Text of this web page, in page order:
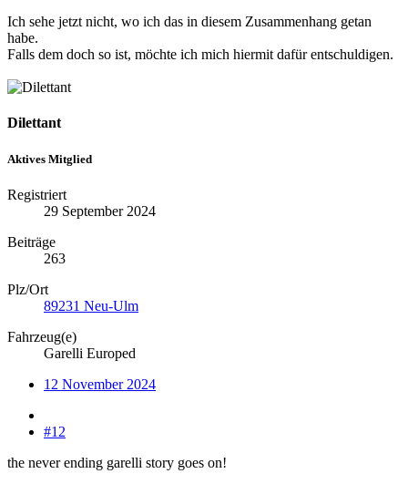
Ich sehe jetzt nicht, wo ich das in diesem Zusammenhang getan
habe.
Falls dem doch so ist, möchte ich mich hiermit dafür entschuldigen.
Dilettant
Aktives Mitglied
Registriert
29 September 2024
Beiträge
263
Plz/Ort
89231 Neu-Ulm
Fahrzeug(e)
Garelli Europed
12 November 2024
#12
the never ending garelli story goes on!